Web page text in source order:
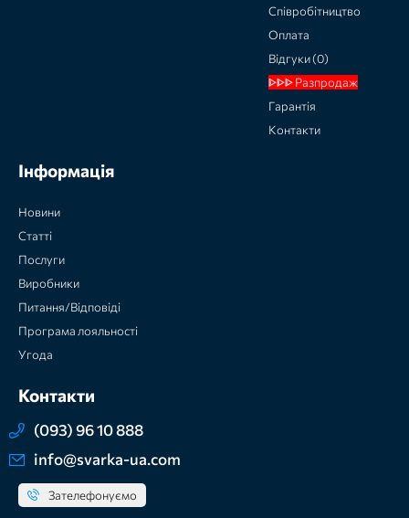
Співробітництво
Оплата
Відгуки (0)
ᐈᐈᐈ Разпродаж
Гарантія
Контакти
Інформація
Новини
Статті
Послуги
Виробники
Питання/Відповіді
Програма лояльності
Угода
Контакти
(093) 96 10 888
info@svarka-ua.com
Зателефонуємо